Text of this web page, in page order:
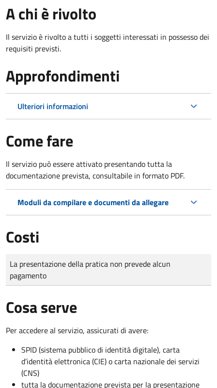
A chi è rivolto
Il servizio è rivolto a tutti i soggetti interessati in possesso dei
requisiti previsti.
Approfondimenti
Ulteriori informazioni
Come fare
Il servizio può essere attivato presentando tutta la
documentazione prevista, consultabile in formato PDF.
Moduli da compilare e documenti da allegare
Costi
Tipo di pagamento
Importo
La presentazione della pratica non prevede alcun
pagamento
Cosa serve
Per accedere al servizio, assicurati di avere:
SPID (sistema pubblico di identità digitale), carta
d’identità elettronica (CIE) o carta nazionale dei servizi
(CNS)
tutta la documentazione prevista per la presentazione